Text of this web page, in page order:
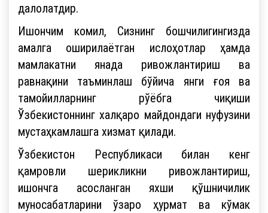
далолатдир.
Ишончим комил, Сизнинг бошчилигингизда
амалга оширилаётган ислоҳотлар ҳамда
мамлакатни янада ривожлантириш ва
равнақини таъминлаш бўйича янги ғоя ва
тамойилларнинг рўёбга чиқиши
Ўзбекистоннинг халқаро майдондаги нуфузини
мустаҳкамлашга хизмат қилади.
Ўзбекистон Республикаси билан кенг
қамровли шерикликни ривожлантириш,
ишончга асосланган яхши қўшничилик
муносабатларини ўзаро ҳурмат ва кўмак